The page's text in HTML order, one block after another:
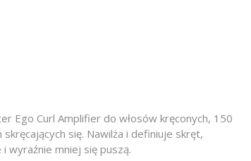
Ego Curl Amplifier do włosów kręconych, 150
się. Nawilża i definiuje skręt,
i wyraźnie mniej się puszą.